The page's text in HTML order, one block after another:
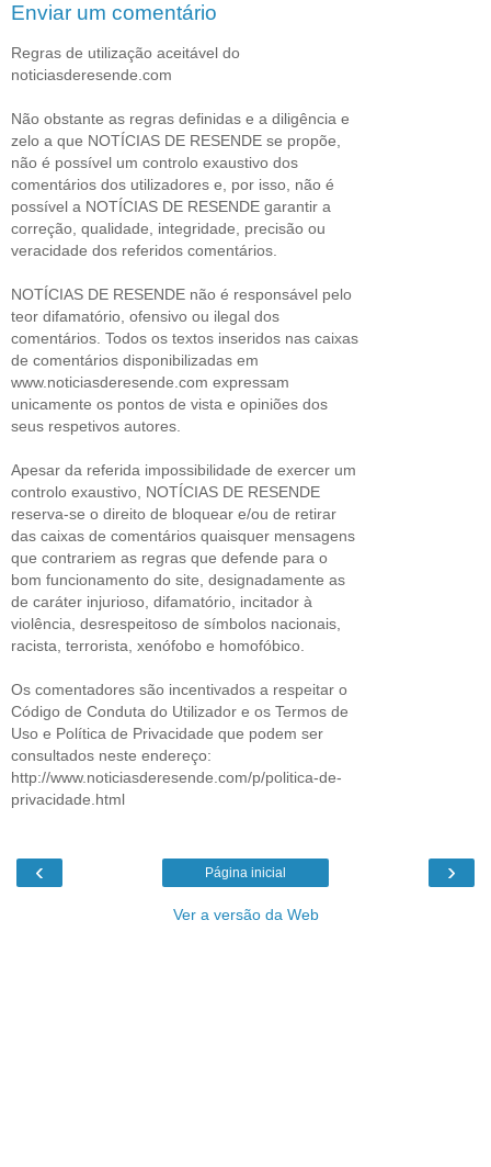
Enviar um comentário
Regras de utilização aceitável do
noticiasderesende.com
Não obstante as regras definidas e a diligência e
zelo a que NOTÍCIAS DE RESENDE se propõe,
não é possível um controlo exaustivo dos
comentários dos utilizadores e, por isso, não é
possível a NOTÍCIAS DE RESENDE garantir a
correção, qualidade, integridade, precisão ou
veracidade dos referidos comentários.
NOTÍCIAS DE RESENDE não é responsável pelo
teor difamatório, ofensivo ou ilegal dos
comentários. Todos os textos inseridos nas caixas
de comentários disponibilizadas em
www.noticiasderesende.com expressam
unicamente os pontos de vista e opiniões dos
seus respetivos autores.
Apesar da referida impossibilidade de exercer um
controlo exaustivo, NOTÍCIAS DE RESENDE
reserva-se o direito de bloquear e/ou de retirar
das caixas de comentários quaisquer mensagens
que contrariem as regras que defende para o
bom funcionamento do site, designadamente as
de caráter injurioso, difamatório, incitador à
violência, desrespeitoso de símbolos nacionais,
racista, terrorista, xenófobo e homofóbico.
Os comentadores são incentivados a respeitar o
Código de Conduta do Utilizador e os Termos de
Uso e Política de Privacidade que podem ser
consultados neste endereço:
http://www.noticiasderesende.com/p/politica-de-
privacidade.html
‹ ›
Página inicial
Ver a versão da Web